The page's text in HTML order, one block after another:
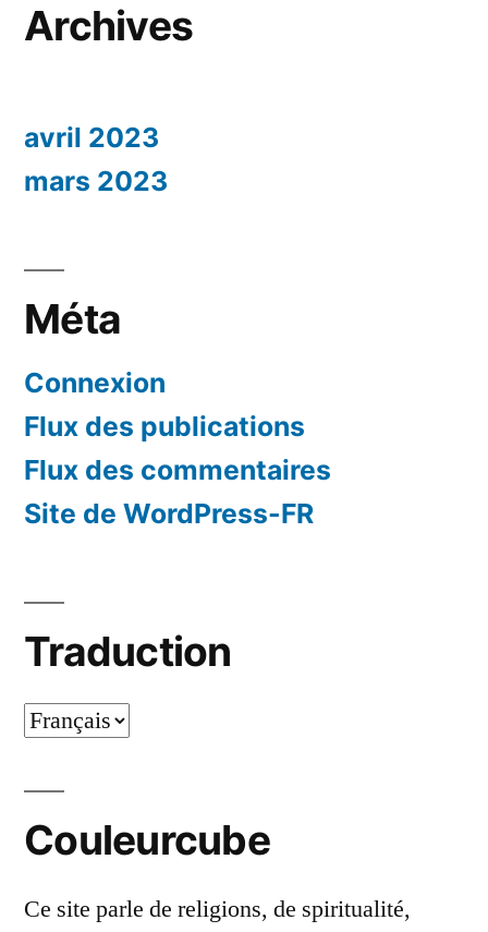
Archives
avril 2023
mars 2023
Méta
Connexion
Flux des publications
Flux des commentaires
Site de WordPress-FR
Traduction
Traduction
Couleurcube
Ce site parle de religions, de spiritualité,